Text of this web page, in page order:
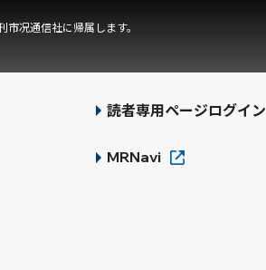
况通信社に帰属します。
読者専用ページログイン
MRNavi